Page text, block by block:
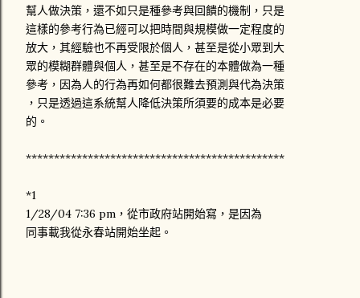
幫人做決策，還不如只是種參考與回饋的機制，只是
這樣的參考行為已經可以把時間與規模做一定程度的
放大，其經驗也不再受限於個人，甚至是從小眾到大
眾的模糊群體與個人，甚至是不存在的本體做為一種
參考，因為人的行為再如何都很難去預測與代為決策
，只是透過這系統幫人降低決策所須要的成本是必要
的。
**********************************************
*1
1/28/04 7:36 pm，從市政府站開始寫，是因為
同事載我從永春站開始坐起。